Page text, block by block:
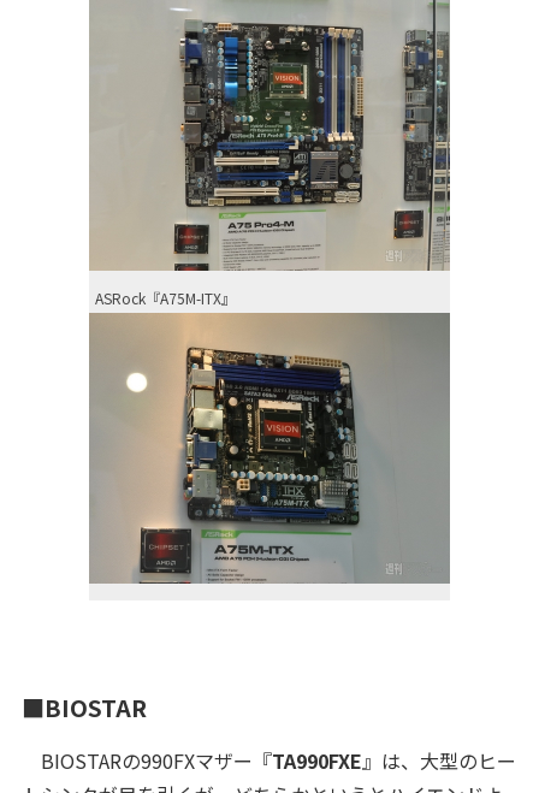
ASRock『A75M-ITX』
■BIOSTAR
BIOSTARの990FXマザー『TA990FXE』は、大型のヒー